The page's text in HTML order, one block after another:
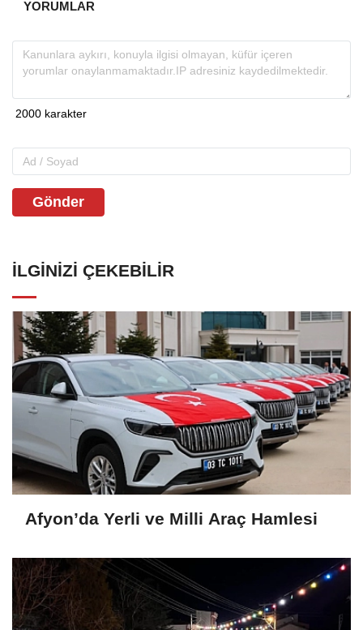
YORUMLAR
Gönder
İLGINIZI ÇEKEBILIR
Afyon’da Yerli ve Milli Araç Hamlesi